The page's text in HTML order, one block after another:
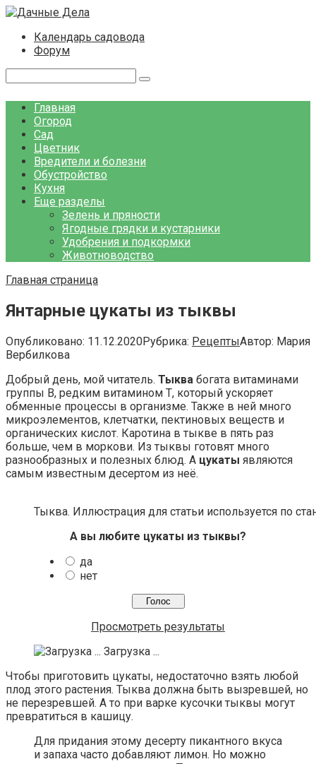
Перейти
контентуКалендарь садовода
Форум
Главная
Огород
Сад
Цветник
Вредители и болезни
Обустройство
Кухня
Еще разделы
Зелень и пряности
Ягодные грядки и кустарники
Удобрения и подкормки
Животноводство
Главная страница
Янтарные цукаты из тыквы
Опубликовано: 11.12.2020Рубрика: РецептыАвтор: Мария
Вербилкова
Добрый день, мой читатель. Тыква богата витаминами
группы В, редким витамином Т, который ускоряет
обменные процессы в организме. Также в ней много
микроэлементов, клетчатки, пектиновых веществ и
органических кислот. Каротина в тыкве в пять раз
больше, чем в моркови. Из тыквы готовят много
разнообразных и полезных блюд. А цукаты являются
самым известным десертом из неё.
Тыква. Иллюстрация для статьи используется по
А вы любите цукаты из тыквы?
да
нет
Просмотреть результаты
Загрузка ...
Чтобы приготовить цукаты, недостаточно взять любой
плод этого растения. Тыква должна быть вызревшей, но
не перезревшей. А то при варке кусочки тыквы могут
превратиться в кашицу.
Для придания этому десерту пикантного вкуса
и запаха часто добавляют лимон. Но можно